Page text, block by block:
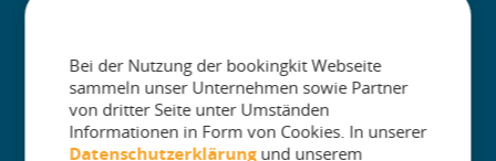
Datenschutzrichtlinie.
Unternehmen
Bei der Nutzung der bookingkit Webseite
sammeln unser Unternehmen sowie Partner
von dritter Seite unter Umständen
Informationen in Form von Cookies. In unserer
Datenschutzerklärungund unserem